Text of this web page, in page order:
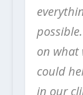
on what
could
in our